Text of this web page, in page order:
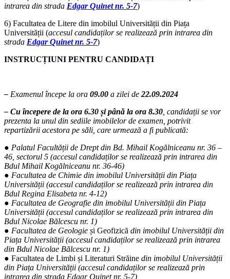
intrarea din strada Edgar Quinet nr. 5-7)
6) Facultatea de Litere din imobilul Universității din Piața
Universității (accesul candidaților se realizează prin intrarea din
strada Edgar Quinet nr. 5-7)
INSTRUCȚIUNI PENTRU CANDIDAȚI
– Examenul începe la ora 09.00 a zilei de 22.09.2024
– Cu începere de la ora 6.30 și până la ora 8.30 candidații se vor
prezenta la unul din sediile imobilelor de examen, potrivit
repartizării acestora pe săli, care urmează a fi publicată:
● Palatul Facultății de Drept din Bd. Mihail Kogălniceanu nr. 36 –
46, sectorul 5 (accesul candidaților se realizează prin intrarea din
Bdul Mihail Kogălniceanu nr. 36-46)
● Facultatea de Chimie din imobilul Universității din Piața
Universității (accesul candidaților se realizează prin intrarea din
Bdul Regina Elisabeta nr. 4-12)
● Facultatea de Geografie din imobilul Universității din Piața
Universității (accesul candidaților se realizează prin intrarea din
Bdul Nicolae Bălcescu nr. 1)
● Facultatea de Geologie și Geofizică din imobilul Universității din
Piața Universității (accesul candidaților se realizează prin intrarea
din Bdul Nicolae Bălcescu nr. 1)
● Facultatea de Limbi și Literaturi Străine din imobilul Universității
din Piața Universității (accesul candidaților se realizează prin
intrarea din strada Edgar Quinet nr. 5-7)